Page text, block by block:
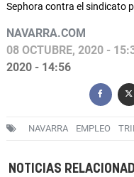
Sephora contra el sindicato
NAVARRA.COM
08 OCTUBRE, 2020 -
2020 - 14:56
NAVARRA EMPLEO
NOTICIAS